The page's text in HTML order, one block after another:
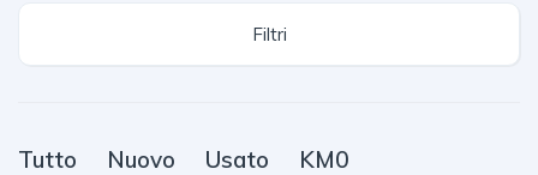
Filtri
Tutto Nuovo Usato KM0